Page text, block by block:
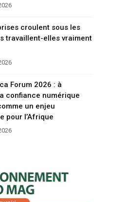
croulent sous les
travaillent-elles vraiment
Forum 2026 : à
confiance numérique
un enjeu
pour l’Afrique